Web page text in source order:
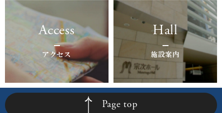
Access
アクセス
Hall
施設案内
Page top